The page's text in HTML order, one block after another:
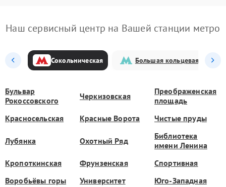
Наш сервисный центр на Вашей станции метро
Сокольническая Большая кольцевая
Бульвар
Рокоссовского
Черкизовская
Преображенская
площадь
Красносельская
Красные Ворота Чистые пруды
Лубянка Охотный Ряд
Библиотека
имени Ленина
Кропоткинская
Фрунзенская
Спортивная
Воробьёвы горы
Университет Юго-Западная